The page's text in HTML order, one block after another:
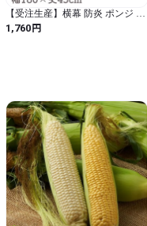
【受注生産】横幕 防炎 ポンジ ゆ
できび 新鮮 180×45cm 50475
1,760円